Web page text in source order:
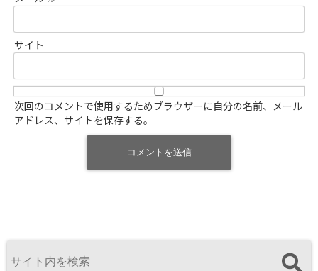
サイト
次回のコメントで使用するためブラウザーに自分の名前、メール
アドレス、サイトを保存する。